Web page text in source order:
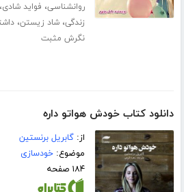
روانشناسی، فواید شادی
زندگی،شاد زیستن،
نگرش مثبت
دانلود کتاب خودش هواتو داره
از:گابریل برنستین
موضوع:خودسازی
۱۸۴ صفحه